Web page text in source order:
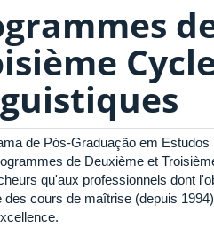
de Pós-Graduação em
de Deuxième et
qu'aux professionnels dont
des cours de maîtrise (depuis